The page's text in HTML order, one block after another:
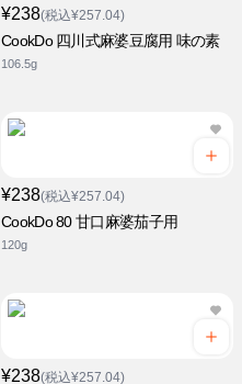
¥238(税込¥257.04)
CookDo 四川式麻婆豆腐用 味の素
106.5g
¥238(税込¥257.04)
CookDo 80 甘口麻婆茄子用
120g
¥238(税込¥257.04)